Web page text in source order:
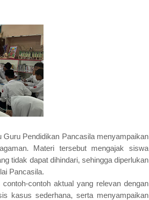
Pendidikan Pancasila menyampaikan
Materi tersebut mengajak siswa
tidak dapat dihindari, sehingga diperlukan
Pancasila.
contoh aktual yang relevan dengan
kasus sederhana, serta menyampaikan